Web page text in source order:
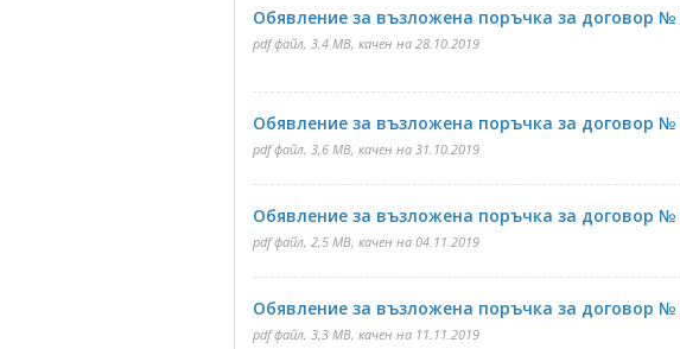
Обявление за възложена поръчка за договор №
pdf файл, 3,4 MB, качен на 28.10.2019
Обявление за възложена поръчка за договор №
pdf файл, 3,6 MB, качен на 31.10.2019
Обявление за възложена поръчка за договор №
pdf файл, 2,5 MB, качен на 04.11.2019
Обявление за възложена поръчка за договор №
pdf файл, 3,3 MB, качен на 11.11.2019